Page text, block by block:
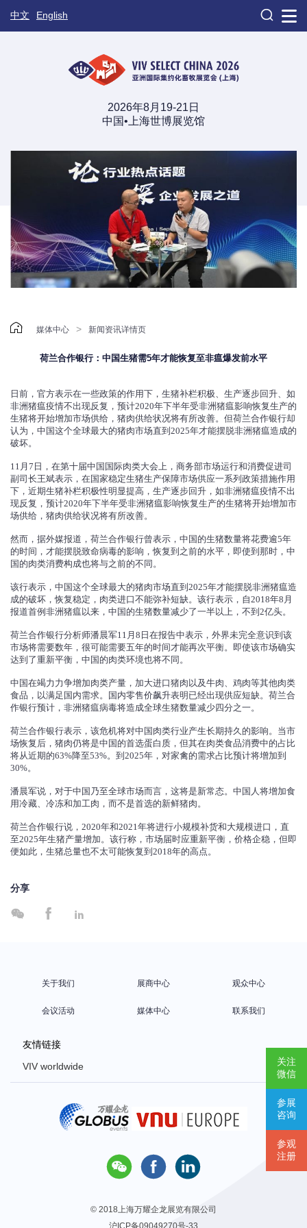
中文 English 
2026年8月19-21日
中国•上海世博展览馆
关注
微信
参展
咨询
参观
注册
 媒体中心 > 新闻资讯详情页
荷兰合作银行：中国生猪需5年才能恢复至非瘟爆发前水平
日前，官方表示在一些政策的作用下，生猪补栏积极、生产逐步回升、如
非洲猪瘟疫情不出现反复，预计2020年下半年受非洲猪瘟影响恢复生产的
生猪将开始增加市场供给，猪肉供给状况将有所改善。但荷兰合作银行却
认为，中国这个全球最大的猪肉市场直到2025年才能摆脱非洲猪瘟造成的
破坏。
11月7日，在第十届中国国际肉类大会上，商务部市场运行和消费促进司
副司长王斌表示，在国家稳定生猪生产保障市场供应一系列政策措施作用
下，近期生猪补栏积极性明显提高，生产逐步回升，如非洲猪瘟疫情不出
现反复，预计2020年下半年受非洲猪瘟影响恢复生产的生猪将开始增加市
场供给，猪肉供给状况将有所改善。
然而，据外媒报道，荷兰合作银行曾表示，中国的生猪数量将花费逾5年
的时间，才能摆脱致命病毒的影响，恢复到之前的水平，即使到那时，中
国的肉类消费构成也将与之前的不同。
该行表示，中国这个全球最大的猪肉市场直到2025年才能摆脱非洲猪瘟造
成的破坏，恢复稳定，肉类进口不能弥补短缺。该行表示，自2018年8月
报道首例非洲猪瘟以来，中国的生猪数量减少了一半以上，不到2亿头。
荷兰合作银行分析师潘晨军11月8日在报告中表示，外界未完全意识到该
市场将需要数年，很可能需要五年的时间才能再次平衡。即使该市场确实
达到了重新平衡，中国的肉类环境也将不同。
中国在竭力力争增加肉类产量，加大进口猪肉以及牛肉、鸡肉等其他肉类
食品，以满足国内需求。国内零售价飙升表明已经出现供应短缺。荷兰合
作银行预计，非洲猪瘟病毒将造成全球生猪数量减少四分之一。
荷兰合作银行表示，该危机将对中国肉类行业产生长期持久的影响。当市
场恢复后，猪肉仍将是中国的首选蛋白质，但其在肉类食品消费中的占比
将从近期的63%降至53%。到2025年，对家禽的需求占比预计将增加到
30%。
潘晨军说，对于中国乃至全球市场而言，这将是新常态。中国人将增加食
用冷藏、冷冻和加工肉，而不是首选的新鲜猪肉。
荷兰合作银行说，2020年和2021年将进行小规模补货和大规模进口，直
至2025年生猪产量增加。该行称，市场届时应重新平衡，价格企稳，但即
便如此，生猪总量也不太可能恢复到2018年的高点。
分享
  
关于我们 展商中心 观众中心
会议活动 媒体中心 联系我们
友情链接
VIV worldwide
Poultry Africa
  
© 2018上海万耀企龙展览有限公司
沪ICP备09049270号-33